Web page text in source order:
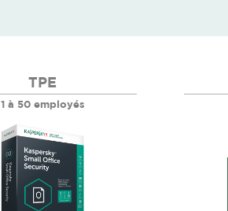
TPE
1 à 50 employés